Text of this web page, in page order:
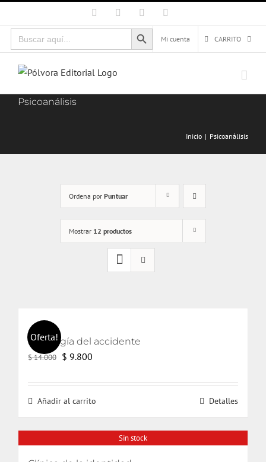
al
contenido
Facebook Instagram
Buscar:
Botón de búsqueda
Mi cuenta
CARRITO
Psicoanálisis
Inicio Psicoanálisis
Ordena por Puntuar
Mostrar 12 productos
Oferta!
Ontología del accidente
$14.000 El
original
era:
$ 9.800
actual
es:
Añadir al carrito Detalles
Sin stock